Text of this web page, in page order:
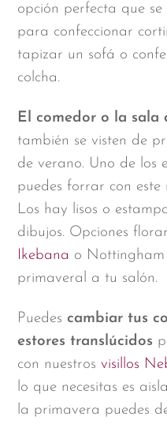
opción perfecta que
para confeccionar
tapizar un sofá o
colcha.
El comedor o la sala
también se visten de
de verano. Uno de los
puedes forrar con este
Los hay lisos o
dibujos. Opciones
Ikebana o
primaveral a tu salón.
Puedes cambiar tus
estores translúcidos
con nuestrosvisillos
lo que necesitas es
la primavera puedes